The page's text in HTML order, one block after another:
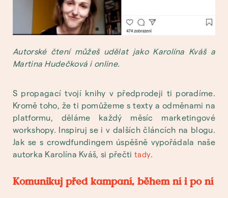
Autorské čtení můžeš udělat jako Karolína Kváš a
Martina Hudečková i online.
S propagací tvojí knihy v předprodeji ti poradíme.
Kromě toho, že ti pomůžeme s texty a odměnami na
platformu, děláme každý měsíc marketingové
workshopy. Inspiruj se i v dalších článcích na blogu.
Jak se s crowdfundingem úspěšně vypořádala naše
autorka Karolína Kváš, si přečti tady.
Komunikuj před kampaní, během ní i po ní